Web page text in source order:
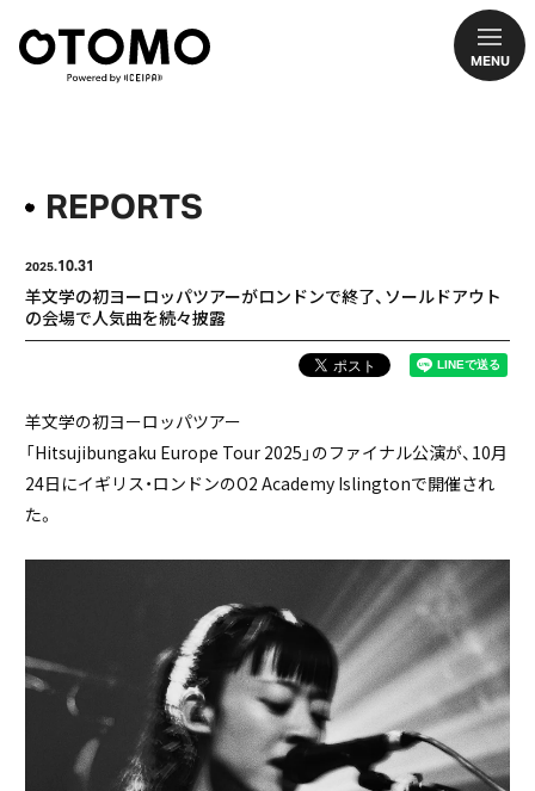
MENU
REPORTS
2025.10.31
羊文学の初ヨーロッパツアーがロンドンで終了、ソールドアウト
の会場で人気曲を続々披露
羊文学の初ヨーロッパツアー
「Hitsujibungaku Europe Tour 2025」のファイナル公演が、10月
24日にイギリス・ロンドンのO2 Academy Islingtonで開催され
た。